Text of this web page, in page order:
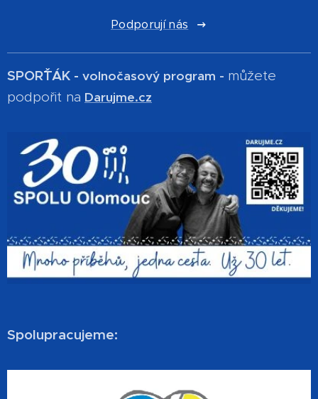
Podporují nás
SPOR´ŤÁK - volnočasový program - můžete
podpořit na Darujme.cz
Spolupracujeme: